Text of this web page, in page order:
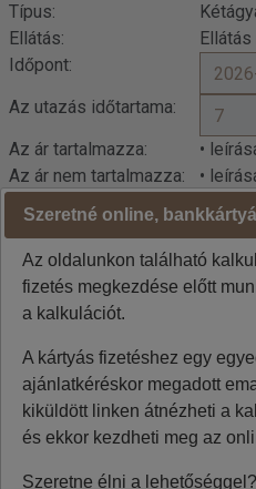
Típus:
Ellátás:
Ellátás
Időpont:
Az utazás időtartama:
Az ár tartalmazza:
•
Az ár nem tartalmazza:
•
Kalkuláció
Ár:
Szeretné online,
Az oldalunkon található
fizetés megkezdése előtt
a kalkulációt.
A kártyás fizetéshez egy
ajánlatkéréskor megadott
kiküldött linken átnézheti a
és ekkor kezdheti meg az
Szeretne élni a lehetőséggel?